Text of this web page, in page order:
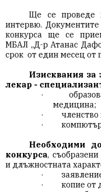
Ще се проведе
интервю.
конкурса ще се
МБАЛ „Д-р Атанас
срок от един месец от
Изисквания за
лекар -
·
медицина;
·
·
Необходими
конкурса,
и длъжностната
·
·
копие от